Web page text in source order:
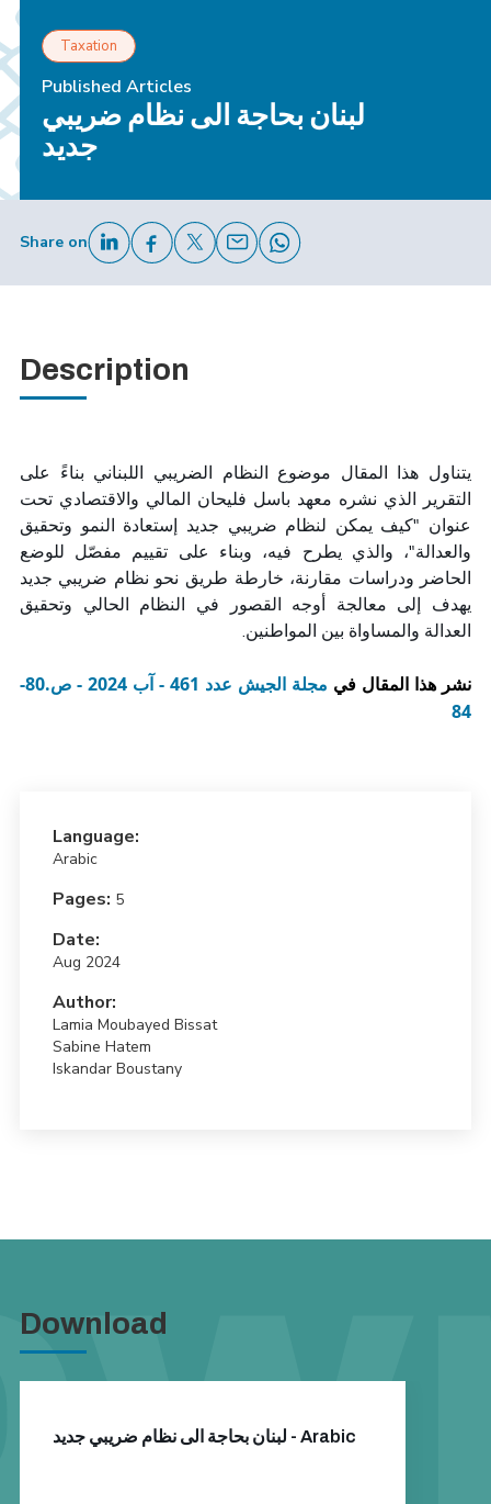
Taxation
Published Articles
لبنان بحاجة الى نظام ضريبي
جديد
Share on
Description
يتناول هذا المقال موضوع النظام الضريبي اللبناني بناءً على
التقرير الذي نشره معهد باسل فليحان المالي والاقتصادي تحت
عنوان "كيف يمكن لنظام ضريبي جديد إستعادة النمو وتحقيق
والعدالة"، والذي يطرح فيه، وبناء على تقييم مفصّل للوضع
الحاضر ودراسات مقارنة، خارطة طريق نحو نظام ضريبي جديد
يهدف إلى معالجة أوجه القصور في النظام الحالي وتحقيق
العدالة والمساواة بين المواطنين.
نشر هذا المقال في
مجلة الجيش عدد 461 - آب 2024 - ص.80-
84
Language:
Arabic
Pages: 5
Date:
Aug 2024
Author:
Lamia Moubayed Bissat
Sabine Hatem
Iskandar Boustany
Download
لبنان بحاجة الى نظام ضريبي جديد - Arabic